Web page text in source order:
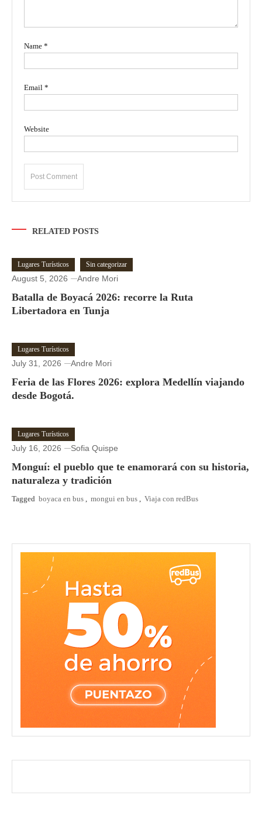
Name *
Email *
Website
RELATED POSTS
Lugares Turísticos Sin categorizar
August 5, 2026 Andre Mori
Batalla de Boyacá 2026: recorre la Ruta
Libertadora en Tunja
Lugares Turísticos
July 31, 2026 Andre Mori
Feria de las Flores 2026: explora Medellín viajando
desde Bogotá.
Lugares Turísticos
July 16, 2026 Sofia Quispe
Monguí: el pueblo que te enamorará con su historia,
naturaleza y tradición
Tagged boyaca en bus , mongui en bus , Viaja con redBus